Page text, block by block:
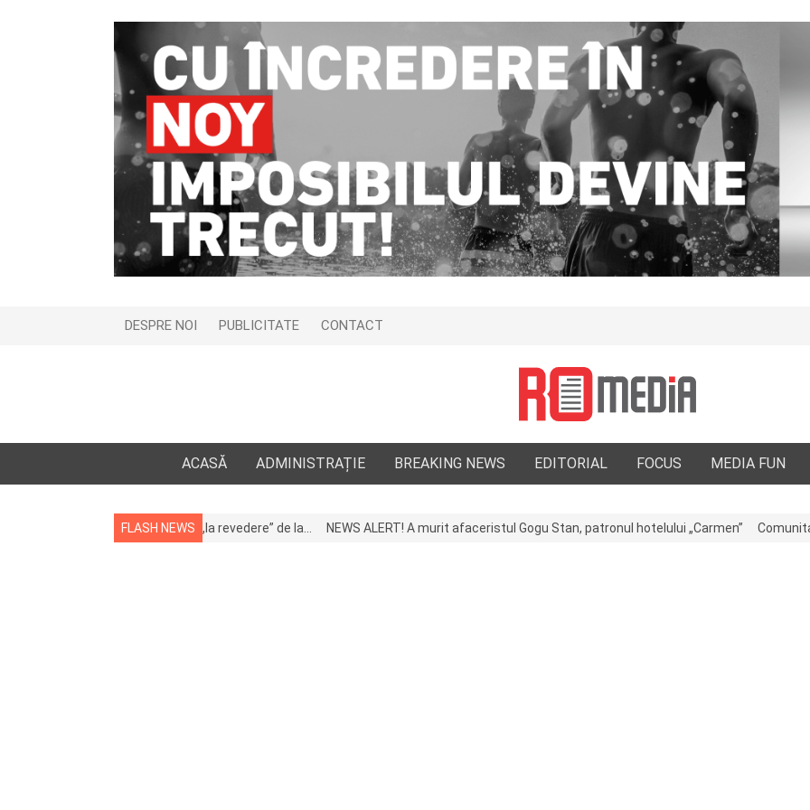
DESPRE NOI PUBLICITATE CONTACT
ACASĂ ADMINISTRAȚIE BREAKING NEWS EDITORIAL FOCUS MEDIA FUN
FLASH NEWS
lua la apropiații „la revedere” de la… NEWS ALERT! A murit afaceristul Gogu Stan, patronul hotelului „Carmen” Comunitatea medicală a